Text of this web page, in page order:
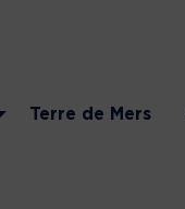
Terre de Mers